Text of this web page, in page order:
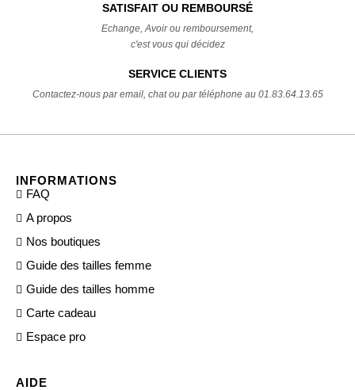
SATISFAIT OU REMBOURSÉ
Echange, Avoir ou remboursement,
c'est vous qui décidez
SERVICE CLIENTS
Contactez-nous par email, chat ou par téléphone au 01.83.64.13.65
INFORMATIONS
FAQ
A propos
Nos boutiques
Guide des tailles femme
Guide des tailles homme
Carte cadeau
Espace pro
AIDE